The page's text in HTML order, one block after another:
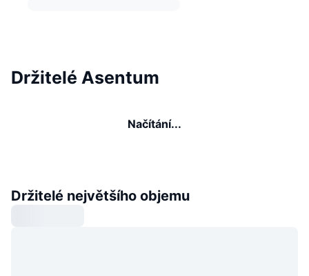
Držitelé Asentum
Načítání...
Držitelé největšího objemu